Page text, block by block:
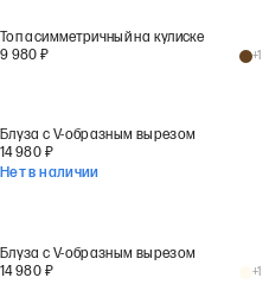
Топ асимметричный на кулиске
9 980 ₽ +1
Блуза с V-образным вырезом
14 980 ₽
Нет в наличии
Блуза с V-образным вырезом
14 980 ₽ +1